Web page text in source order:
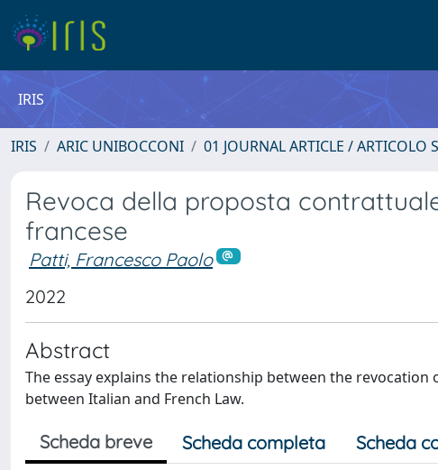
IRIS
IRIS ARIC UNIBOCCONI 01 JOURNAL ARTICLE / ARTICOLO
Revoca della proposta
francese
Patti, Francesco Paolo
2022
Abstract
The essay explains the relationship between the
between Italian and French Law.
Scheda breve Scheda completa Scheda